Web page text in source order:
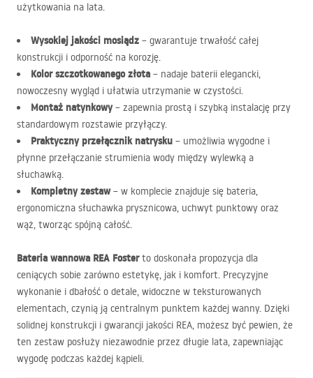
użytkowania na lata.
Wysokiej jakości mosiądz – gwarantuje trwałość całej
konstrukcji i odporność na korozję.
Kolor szczotkowanego złota – nadaje baterii elegancki,
nowoczesny wygląd i ułatwia utrzymanie w czystości.
Montaż natynkowy– zapewnia prostą i szybką instalację przy
standardowym rozstawie przyłączy.
Praktyczny przełącznik natrysku – umożliwia wygodne i
płynne przełączanie strumienia wody między wylewką a
słuchawką.
Kompletny zestaw– w komplecie znajduje się bateria,
ergonomiczna słuchawka prysznicowa, uchwyt punktowy oraz
wąż, tworząc spójną całość.
Bateria wannowa REA Fosterto doskonała propozycja dla
ceniących sobie zarówno estetykę, jak i komfort. Precyzyjne
wykonanie i dbałość o detale, widoczne w teksturowanych
elementach, czynią ją centralnym punktem każdej wanny. Dzięki
solidnej konstrukcji i gwarancji jakości REA, możesz być pewien, że
ten zestaw posłuży niezawodnie przez długie lata, zapewniając
wygodę podczas każdej kąpieli.